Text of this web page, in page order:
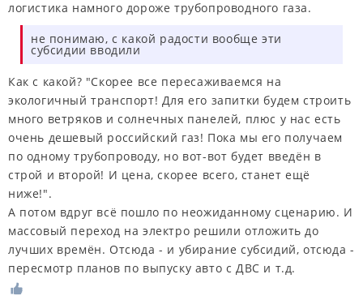
логистика намного дороже трубопроводного газа.
не понимаю, с какой радости вообще эти
субсидии вводили
Как с какой? "Скорее все пересаживаемся на
экологичный транспорт! Для его запитки будем строить
много ветряков и солнечных панелей, плюс у нас есть
очень дешевый российский газ! Пока мы его получаем
по одному трубопроводу, но вот-вот будет введён в
строй и второй! И цена, скорее всего, станет ещё
ниже!".
А потом вдруг всё пошло по неожиданному сценарию. И
массовый переход на электро решили отложить до
лучших времён. Отсюда - и убирание субсидий, отсюда -
пересмотр планов по выпуску авто с ДВС и т.д.